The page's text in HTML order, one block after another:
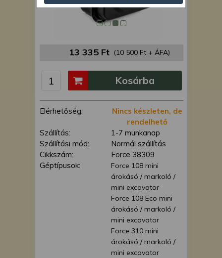
13 335 Ft (10 500 Ft + ÁFA)
Elérhetőség:
Nincs készleten, de
rendelhető
Szállítás:
1-7 munkanap
Szállítási mód:
Normál szállítás
Cikkszám:
Force 38309
Géptípusok:
Force 108 mini
árokásó / markoló /
mini excavator
Force 108 Eco mini
árokásó / markoló /
mini excavator
Force 310 mini
árokásó / markoló /
mini excavator
Kosárba
gyűjtéséhez, valamint termékek
kifejlesztéséhez és a termékek
javításához. Az Ön engedélyével mi és a
módszerrel szerzett pontos geolokációs
is felhasználhatunk. A megfelelő helyre
kattintva hozzájárulhat ahhoz, hogy mi
és a partnereink a fent leírtak szerint
adatkezelést végezzünk. Másik
lehetőségként a hozzájárulás
megadása vagy elutasítása előtt
részletesebb információkhoz juthat, és
megváltoztathatja beállításait. Felhívjuk
figyelmét, hogy személyes adatainak
bizonyos kezeléséhez nem feltétlenül
szükséges az Ön hozzájárulása, de
jogában áll tiltakozni az ilyen jellegű
adatkezelés ellen. A beállításai csak erre
a weboldalra érvényesek. Erre a
webhelyre visszatérve vagy az
adatvédelmi szabályzatunk segítségével
bármikor megváltoztathatja a